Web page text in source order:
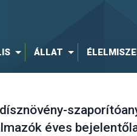
ÁLLAT
éves